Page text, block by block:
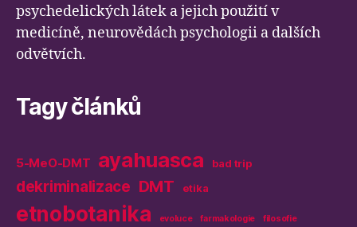
psychedelických látek a jejich použití v
medicíně, neurovědách psychologii a dalších
odvětvích.
Tagy článků
5-MeO-DMT ayahuasca bad trip
dekriminalizace DMT etika
etnobotanika evoluce farmakologie filosofie